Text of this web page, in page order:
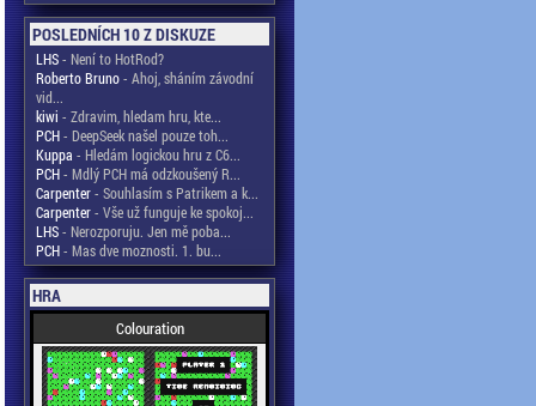
POSLEDNÍCH 10 Z DISKUZE
LHS- Není to HotRod?
Roberto Bruno- Ahoj, sháním závodní
vid...
kiwi - Zdravim, hledam hru, kte...
PCH- DeepSeek našel pouze toh...
Kuppa - Hledám logickou hru z C6...
PCH- Mdlý PCH má odzkoušený R...
Carpenter- Souhlasím s Patrikem a k...
Carpenter- Vše už funguje ke spokoj...
LHS- Nerozporuju. Jen mě poba...
PCH- Mas dve moznosti. 1. bu...
HRA
Colouration